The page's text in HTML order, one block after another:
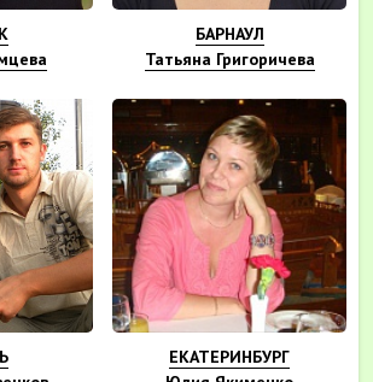
БАРНАУЛ
Татьяна Григоричева
ЕКАТЕРИНБУРГ